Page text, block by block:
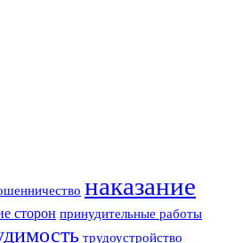
наказание
сторон принудительные работы
трудоустройство